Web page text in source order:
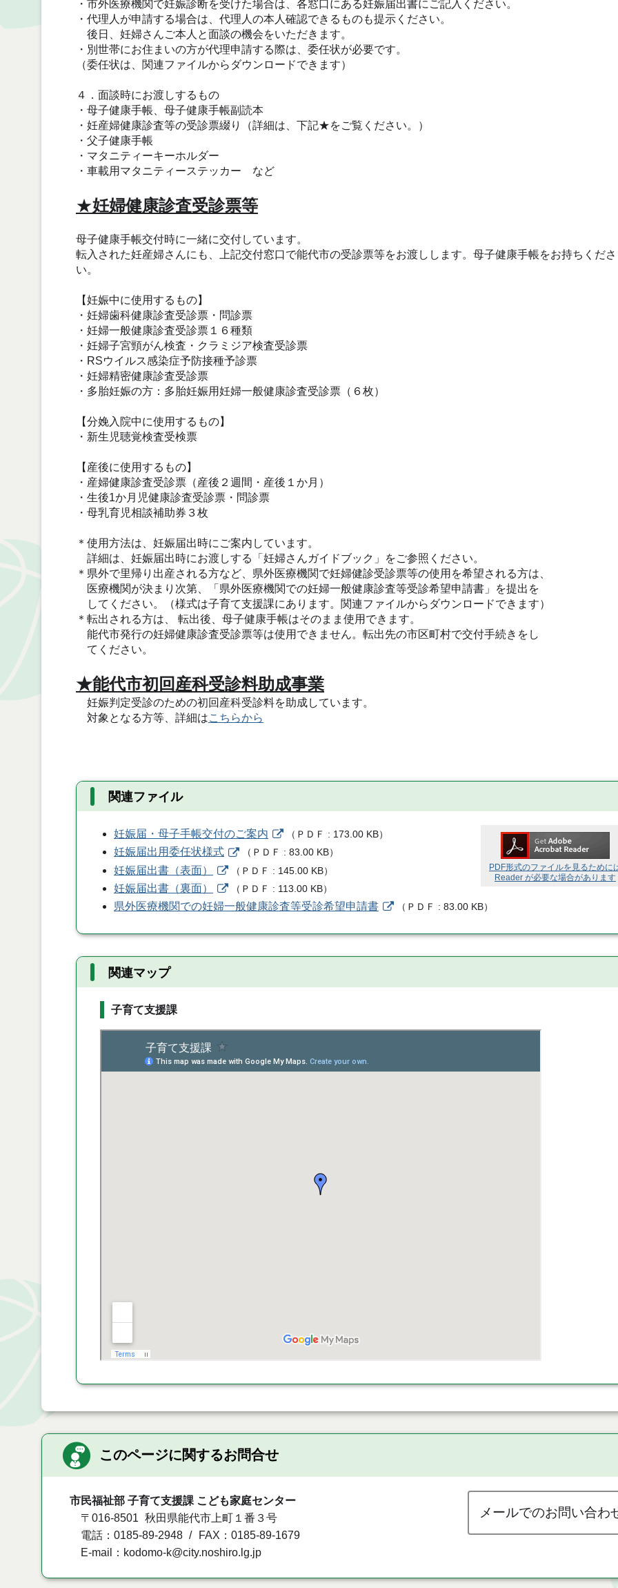
・市外医療機関で妊娠診断を受けた場合は、各窓口にある妊娠届出書にご記入ください。
・代理人が申請する場合は、代理人の本人確認できるものも提示ください。
後日、妊婦さんご本人と面談の機会をいただきます。
・別世帯にお住まいの方が代理申請する際は、委任状が必要です。
（委任状は、関連ファイルからダウンロードできます）
４．面談時にお渡しするもの
・母子健康手帳、母子健康手帳副読本
・妊産婦健康診査等の受診票綴り（詳細は、下記★をご覧ください。）
・父子健康手帳
・マタニティーキーホルダー
・車載用マタニティーステッカー など
★妊婦健康診査受診票等
母子健康手帳交付時に一緒に交付しています。
転入された妊産婦さんにも、上記交付窓口で能代市の受診票等をお渡しします。母子健康手帳をお持ちくださ
い。
【妊娠中に使用するもの】
・妊婦歯科健康診査受診票・問診票
・妊婦一般健康診査受診票１６種類
・妊婦子宮頸がん検査・クラミジア検査受診票
・RSウイルス感染症予防接種予診票
・妊婦精密健康診査受診票
・多胎妊娠の方：多胎妊娠用妊婦一般健康診査受診票（６枚）
【分娩入院中に使用するもの】
・新生児聴覚検査受検票
【産後に使用するもの】
・産婦健康診査受診票（産後２週間・産後１か月）
・生後1か月児健康診査受診票・問診票
・母乳育児相談補助券３枚
＊使用方法は、妊娠届出時にご案内しています。
詳細は、妊娠届出時にお渡しする「妊婦さんガイドブック」をご参照ください。
＊県外で里帰り出産される方など、県外医療機関で妊婦健診受診票等の使用を希望される方は、
医療機関が決まり次第、「県外医療機関での妊婦一般健康診査等受診希望申請書」を提出を
してください。（様式は子育て支援課にあります。関連ファイルからダウンロードできます）
＊転出される方は、 転出後、母子健康手帳はそのまま使用できます。
能代市発行の妊婦健康診査受診票等は使用できません。転出先の市区町村で交付手続きをし
てください。
★能代市初回産科受診料助成事業
妊娠判定受診のための初回産科受診料を助成しています。
対象となる方等、詳細はこちらから
関連ファイル
PDF形式のファイルを見るために
Reader が必要な場合があります
妊娠届・母子手帳交付のご案内 （ ＰＤＦ 173.00 KB）
妊娠届出用委任状様式 （ ＰＤＦ 83.00 KB）
妊娠届出書（表面） （ ＰＤＦ 145.00 KB）
妊娠届出書（裏面） （ ＰＤＦ 113.00 KB）
県外医療機関での妊婦一般健康診査等受診希望申請書 （ ＰＤＦ 83.00 KB）
関連マップ
子育て支援課
このページに関するお問合せ
市民福祉部 子育て支援課 こども家庭センター
〒016-8501
秋田県能代市上町１番３号
電話：0185-89-2948
FAX：0185-89-1679
E-mail：kodomo-k@city.noshiro.lg.jp
メールでのお問い合わ